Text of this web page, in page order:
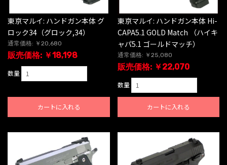
東京マルイ: ハンドガン本体 グ
ロック34（グロック,34）
通常価格: ￥20,680
販売価格: ￥18,198
数量
カートに入れる
東京マルイ: ハンドガン本体 Hi-
CAPA5.1 GOLD Match （ハイキ
ャパ5.1 ゴールドマッチ）
通常価格: ￥25,080
販売価格: ￥22,070
数量
カートに入れる